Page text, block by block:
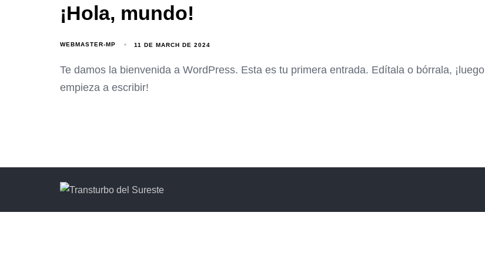
¡Hola, mundo!
WEBMASTER-MP 11 DE MARCH DE 2024
Te damos la bienvenida a WordPress. Esta es tu primera entrada. Edítala o bórrala, ¡luego
empieza a escribir!